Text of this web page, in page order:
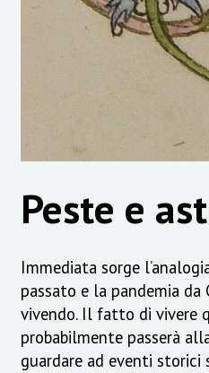
Peste e
Immediata sorge
passato e la pandemia
vivendo. Il fatto di vivere
probabilmente passerà
guardare ad eventi storici